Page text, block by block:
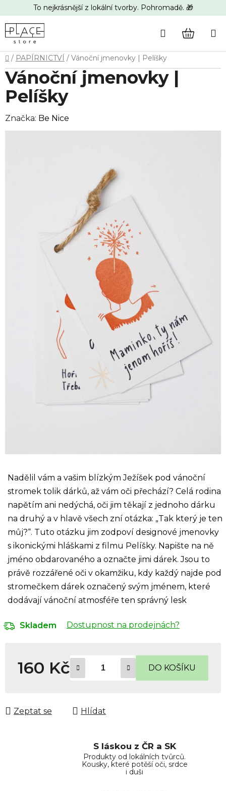
na
obsah
To nejkrásnější z lokální tvorby. Pohromadě. 🎁
Hledat
Domů
/ PAPÍRNICTVÍ / Vánoční jmenovky | Pelíšky
Nadělil vám a vašim blízkým Ježíšek pod vánoční
stromek tolik dárků, až vám oči přechází? Celá rodina
napětím ani nedýchá, oči jim těkají z jednoho dárku
na druhý a v hlavě všech zní otázka: „Tak který je ten
můj?“. Tuto otázku jim zodpoví designové jmenovky
s ikonickými hláškami z filmu Pelíšky. Napište na ně
jméno obdarovaného a označte jimi dárek. Jsou to
právě rozzářené oči v okamžiku, kdy každý najde pod
stromečkem dárek označený svým jménem, které
dodávají vánoční atmosféře ten správný lesk
Skladem Dostupnost na prodejnách?
160 Kč DO KOŠÍKU
Zeptat se Hlídat
Vánoční jmenovky |
Pelíšky
Značka: Be Nice
S láskou z ČR a SK
Produkty od lokálních tvůrců.
Kousky, které potěší oči, srdce
i duši